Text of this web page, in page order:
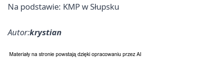
Na podstawie: KMP w Słupsku
Autor:krystian